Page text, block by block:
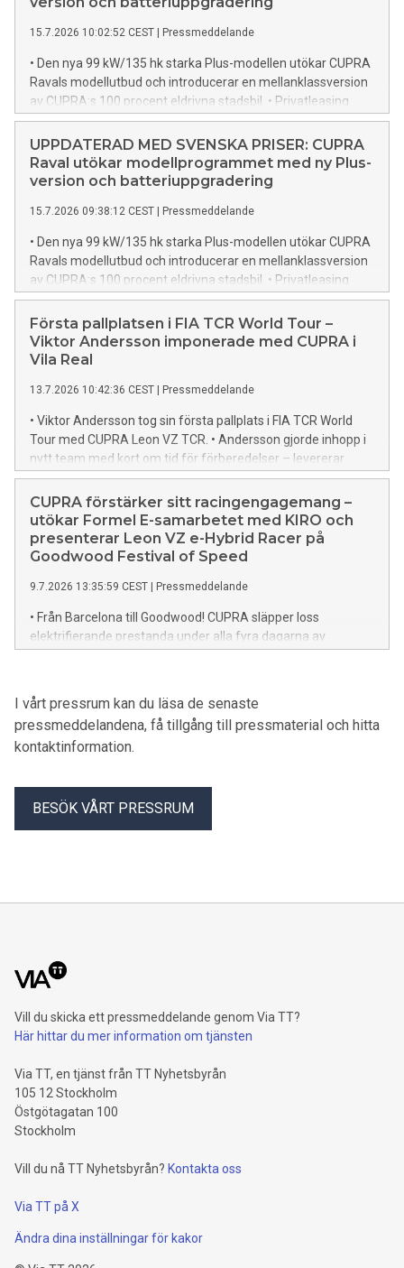
Omsättningen uppgick till cirka 88,6 miljarder kronor, en
ökning med 1,3 procent jämfört med första halvåret 2025.
Varumärket nådde ett rekordstarkt första halvår globalt
med 170 100 levererade bilar, samtidigt som CUPRA Raval
blev märkets mest framgångsrika lansering hittills. Modellen
procentig ökning av kundbeställningarna av elbilar under det
andra kvartalet, vilket stärker utsikterna för resten av 2026. I
Sverige har försäljningen av CUPRA Raval rivstartat – 675
sålda Raval till slutet av juli. Även CUPRA Formentor och
15.7.2026 10:02:52 CEST Pressmeddelande
• Den nya 99 kW/135 hk starka Plus-modellen utökar CUPRA
Ravals modellutbud och introducerar en mellanklassversion
av CUPRA:s 100 procent eldrivna stadsbil. • Privatleasing
från 3195 kronor per månad. • Pris från 368 900 kronor. 3 års
nybilsgaranti, 3 års fri service och 3 års assistans ingår alltid
för svenska kunder. • Plus-varianten har ny
litiumjärnfosfatbatteriteknik (LFP) som ger upp till 300 km
med tre uppgraderingspaket: EDGE, DRIVE och LIGHT &
SOUND.
UPPDATERAD MED SVENSKA PRISER: CUPRA
Raval utökar modellprogrammet med ny Plus-
version och batteriuppgradering
15.7.2026 09:38:12 CEST Pressmeddelande
• Den nya 99 kW/135 hk starka Plus-modellen utökar CUPRA
Ravals modellutbud och introducerar en mellanklassversion
av CUPRA:s 100 procent eldrivna stadsbil. • Privatleasing
från 3195 kronor per månad. • Pris från 368 900 kronor. 3 års
nybilsgaranti, 3 års fri service och 3 års assistans ingår alltid
för svenska kunder. • Plus-varianten har ny
litiumjärnfosfatbatteriteknik (LFP) som ger upp till 300 km
med tre uppgraderingspaket: EDGE, DRIVE och LIGHT &
SOUND.
Första pallplatsen i FIA TCR World Tour –
Viktor Andersson imponerade med CUPRA i
Vila Real
13.7.2026 10:42:36 CEST Pressmeddelande
• Viktor Andersson tog sin första pallplats i FIA TCR World
Tour med CUPRA Leon VZ TCR. • Andersson gjorde inhopp i
nytt team med kort om tid för förberedelser – levererar
starkt ändå. • ”Det här visar att CUPRA Leon VZ TCR klarar
och är snabb på alla sorters banor”, säger Viktor Andersson.
CUPRA förstärker sitt racingengagemang –
utökar Formel E-samarbetet med KIRO och
presenterar Leon VZ e-Hybrid Racer på
Goodwood Festival of Speed
9.7.2026 13:35:59 CEST Pressmeddelande
• Från Barcelona till Goodwood! CUPRA släpper loss
elektrifierande prestanda under alla fyra dagarna av
bekräftar att Formel E-samarbetet med KIRO Race Co har
förlängts när mästerskapet går in i den nya Gen4-eran. •
Från väg till racerbana – CUPRA Leon VZ e-Hybrid Racer är
redo att omdefiniera prestanda och tänja på gränserna för
I vårt pressrum kan du läsa de senaste
pressmeddelandena, få tillgång till pressmaterial och hitta
kontaktinformation.
BESÖK VÅRT PRESSRUM
Vill du skicka ett pressmeddelande genom Via TT?
Här hittar du mer information om tjänsten
Via TT, en tjänst från TT Nyhetsbyrån
105 12 Stockholm
Östgötagatan 100
Stockholm
Vill du nå TT Nyhetsbyrån? Kontakta oss
Via TT på X
Ändra dina inställningar för kakor